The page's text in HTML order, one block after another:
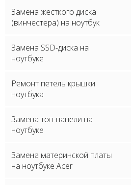
Замена жесткого диска
(винчестера) на ноутбук
Замена SSD-диска на
ноутбуке
Ремонт петель крышки
ноутбука
Замена топ-панели на
ноутбуке
Замена материнской платы
на ноутбуке Acer